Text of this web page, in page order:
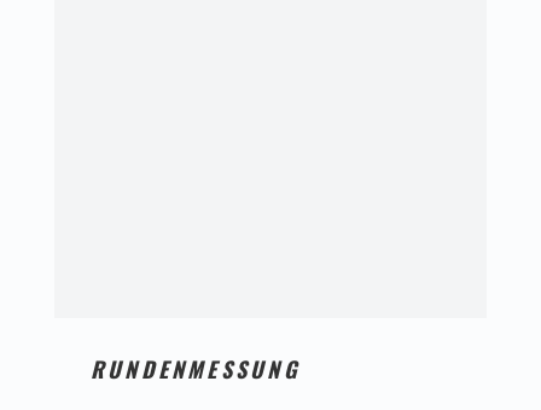
RUNDENMESSUNG